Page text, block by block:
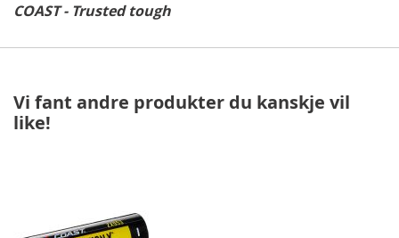
COAST - Trusted tough
Vi fant andre produkter du kanskje vil
like!